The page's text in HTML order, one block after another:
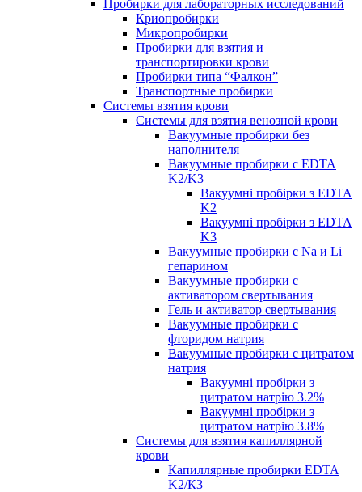
Пробирки для лабораторных исследований
Криопробирки
Микропробирки
Пробирки для взятия и
транспортировки крови
Пробирки типа “Фалкон”
Транспортные пробирки
Системы взятия крови
Системы для взятия венозной крови
Вакуумные пробирки без
наполнителя
Вакуумные пробирки с EDTA
K2/K3
Вакуумні пробірки з EDTA
K2
Вакуумні пробірки з EDTA
K3
Вакуумные пробирки с Na и Li
гепарином
Вакуумные пробирки с
активатором свертывания
Гель и активатор свертывания
Вакуумные пробирки с
фторидом натрия
Вакуумные пробирки с цитратом
натрия
Вакуумні пробірки з
цитратом натрію 3.2%
Вакуумні пробірки з
цитратом натрію 3.8%
Системы для взятия капиллярной
крови
Капиллярные пробирки EDTA
K2/К3